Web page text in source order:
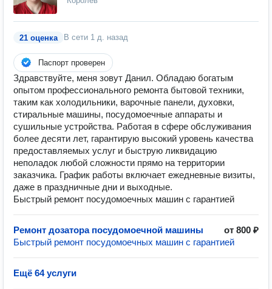
21 оценка В сети 1 д. назад
Паспорт проверен
Здравствуйте, меня зовут Данил. Обладаю богатым
опытом профессионального ремонта бытовой техники,
таким как холодильники, варочные панели, духовки,
стиральные машины, посудомоечные аппараты и
сушильные устройства. Работая в сфере обслуживания
более десяти лет, гарантирую высокий уровень качества
предоставляемых услуг и быструю ликвидацию
неполадок любой сложности прямо на территории
заказчика. График работы включает ежедневные визиты,
даже в праздничные дни и выходные.
Быстрый ремонт посудомоечных машин с гарантией
Ремонт дозатора посудомоечной машины
от 800 ₽
Быстрый ремонт посудомоечных машин с гарантией
Ещё 64 услуги